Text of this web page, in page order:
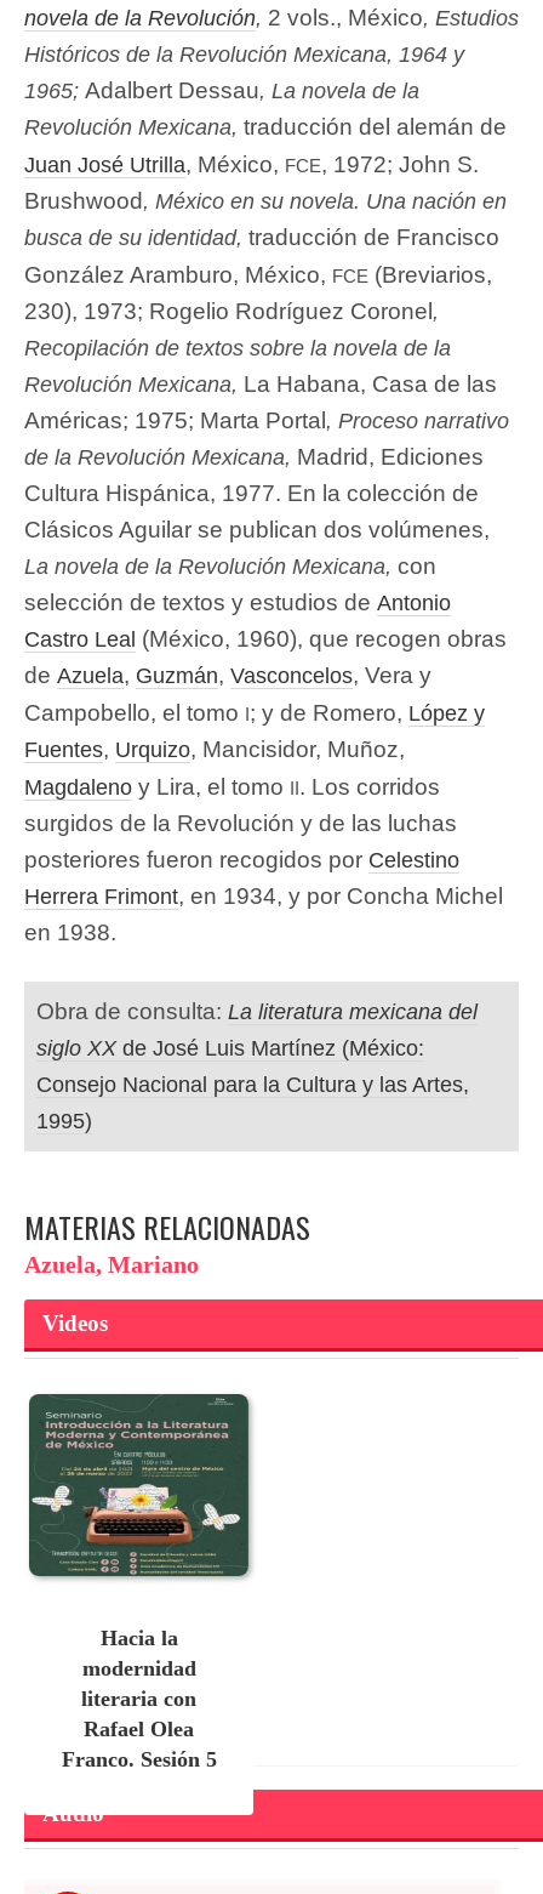
novela de la Revolución, 2 vols., México, Estudios
Históricos de la Revolución Mexicana, 1964 y
1965; Adalbert Dessau, La novela de la
Revolución Mexicana, traducción del alemán de
Juan José Utrilla, México, fce, 1972; John S.
Brushwood, México en su novela. Una nación en
busca de su identidad, traducción de Francisco
González Aramburo, México, fce (Breviarios,
230), 1973; Rogelio Rodríguez Coronel,
Recopilación de textos sobre la novela de la
Revolución Mexicana, La Habana, Casa de las
Américas; 1975; Marta Portal, Proceso narrativo
de la Revolución Mexicana, Madrid, Ediciones
Cultura Hispánica, 1977. En la colección de
Clásicos Aguilar se publican dos volúmenes,
La novela de la Revolución Mexicana, con
selección de textos y estudios de Antonio
Castro Leal (México, 1960), que recogen obras
de Azuela, Guzmán, Vasconcelos, Vera y
Campobello, el tomo i; y de Romero, López y
Fuentes, Urquizo, Mancisidor, Muñoz,
Magdaleno y Lira, el tomo ii. Los corridos
surgidos de la Revolución y de las luchas
posteriores fueron recogidos por Celestino
Herrera Frimont, en 1934, y por Concha Michel
en 1938.
Obra de consulta: La literatura mexicana del
siglo XXde José Luis Martínez (México:
Consejo Nacional para la Cultura y las Artes,
1995)
MATERIAS RELACIONADAS
Azuela, Mariano
Videos
Hacia la
modernidad
literaria con
Rafael Olea
Franco. Sesión 5
Audio